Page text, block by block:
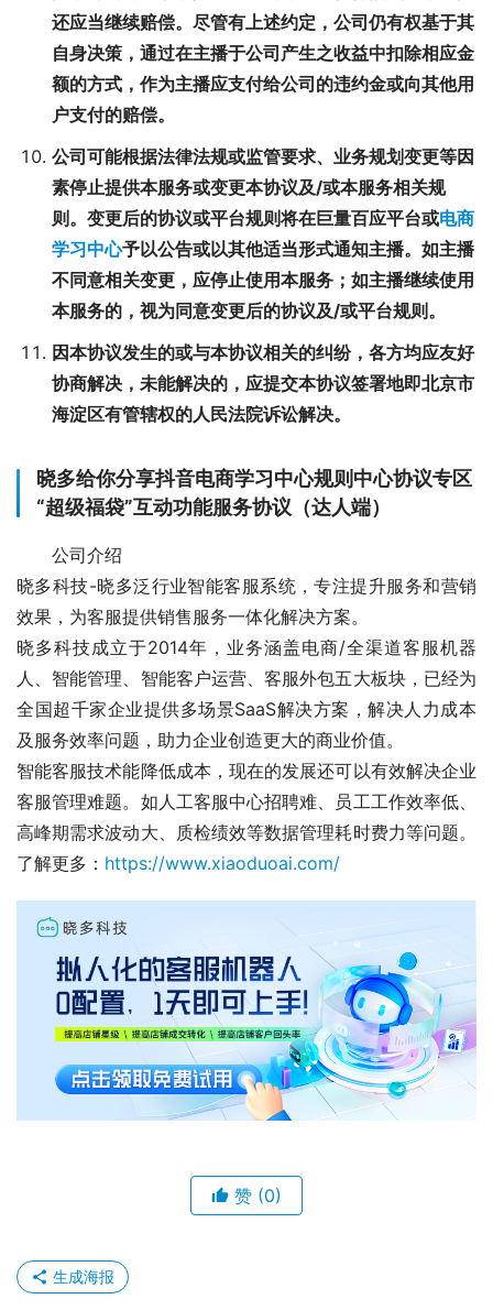
还应当继续赔偿。尽管有上述约定，公司仍有权基于其
自身决策，通过在主播于公司产生之收益中扣除相应金
额的方式，作为主播应支付给公司的违约金或向其他用
户支付的赔偿。
公司可能根据法律法规或监管要求、业务规划变更等因
素停止提供本服务或变更本协议及/或本服务相关规
则。变更后的协议或平台规则将在巨量百应平台或电商
学习中心予以公告或以其他适当形式通知主播。如主播
不同意相关变更，应停止使用本服务；如主播继续使用
本服务的，视为同意变更后的协议及/或平台规则。
因本协议发生的或与本协议相关的纠纷，各方均应友好
协商解决，未能解决的，应提交本协议签署地即北京市
海淀区有管辖权的人民法院诉讼解决。
晓多给你分享抖音电商学习中心规则中心协议专区
“超级福袋”互动功能服务协议（达人端）
公司介绍
晓多科技-晓多泛行业智能客服系统，专注提升服务和营销
效果，为客服提供销售服务一体化解决方案。
晓多科技成立于2014年，业务涵盖电商/全渠道客服机器
人、智能管理、智能客户运营、客服外包五大板块，已经为
全国超千家企业提供多场景SaaS解决方案，解决人力成本
及服务效率问题，助力企业创造更大的商业价值。
智能客服技术能降低成本，现在的发展还可以有效解决企业
客服管理难题。如人工客服中心招聘难、员工工作效率低、
高峰期需求波动大、质检绩效等数据管理耗时费力等问题。
了解更多： https://www.xiaoduoai.com/
赞 (0)
生成海报